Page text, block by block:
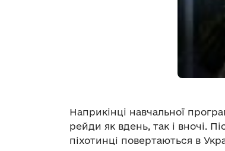
Наприкінці навчальної
рейди як вдень, так і вночі.
піхотинці повертаються в